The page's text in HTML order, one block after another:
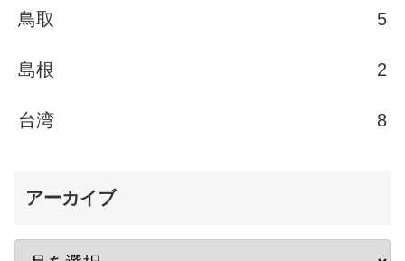
鳥取 5
島根 2
台湾 8
アーカイブ